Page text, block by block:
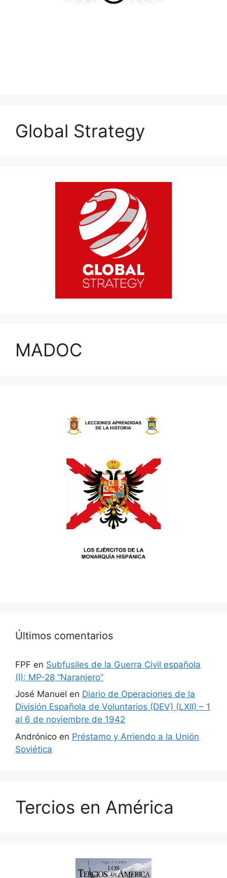
Global Strategy
MADOC
Últimos comentarios
FPF en Subfusiles de la Guerra Civil española
(I): MP-28 “Naranjero”
José Manuel en Diario de Operaciones de la
División Española de Voluntarios (DEV) (LXII) – 1
al 6 de noviembre de 1942
Andrónico en Préstamo y Arriendo a la Unión
Soviética
Tercios en América